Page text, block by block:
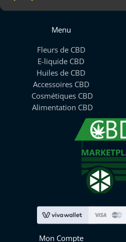
Menu
Fleurs de CBD
E-liquide CBD
Huiles de CBD
Accessoires CBD
Cosmétiques CBD
Alimentation CBD
Mon Compte